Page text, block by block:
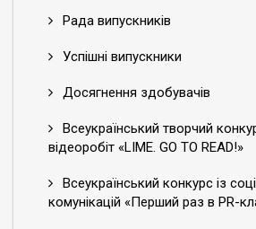
Рада випускників
Успішні випускники
Досягнення здобувачів
Всеукраїнський творчий
відеоробіт «LIME. GO TO READ!»
Всеукраїнський конкурс із
комунікацій «Перший раз в PR-